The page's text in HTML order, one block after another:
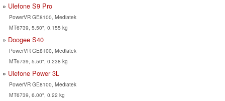
Ulefone S9 Pro
PowerVR GE8100, Mediatek
MT6739, 5.50", 0.155 kg
Doogee S40
PowerVR GE8100, Mediatek
MT6739, 5.50", 0.238 kg
Ulefone Power 3L
PowerVR GE8100, Mediatek
MT6739, 6.00", 0.22 kg